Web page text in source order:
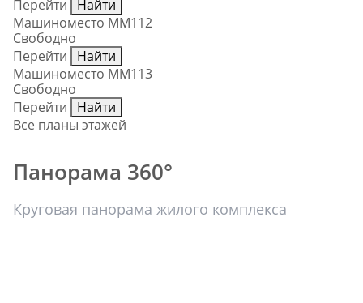
Перейти
Найти
Машиноместо ММ112
Свободно
Перейти
Найти
Машиноместо ММ113
Свободно
Перейти
Найти
Все планы этажей
Панорама 360°
Круговая панорама жилого комплекса